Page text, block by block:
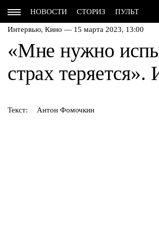
НОВОСТИ СТОРИЗ ПУЛЬТ
Интервью, Кино — 15 марта 2023, 13:00
«Мне нужно
страх
Текст: Антон Фомочкин